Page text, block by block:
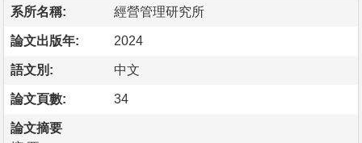
系所名稱: 經營管理研究所
論文出版年: 2024
語文別: 中文
論文頁數: 34
論文摘要